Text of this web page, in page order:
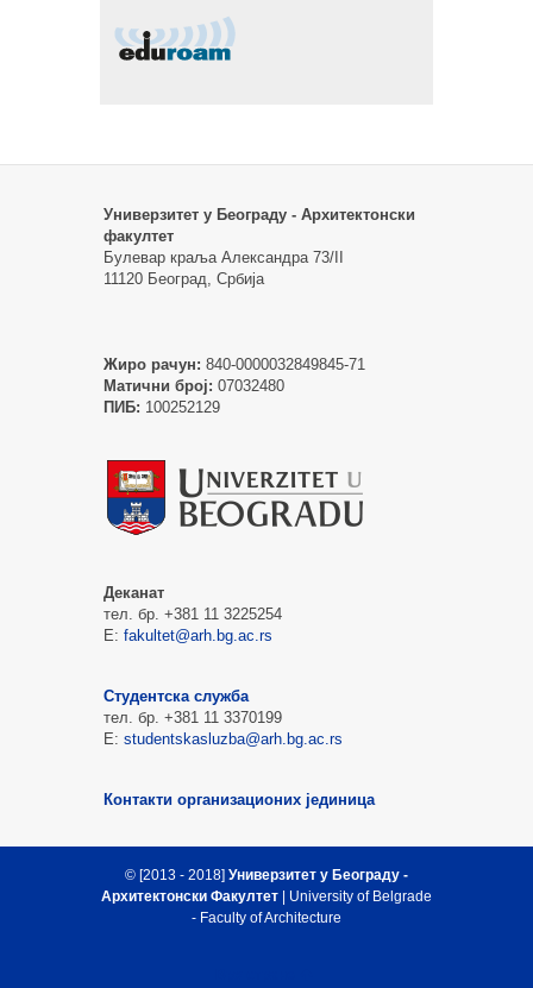
Универзитет у Београду - Архитектонски
факултет
Булевар краља Александра 73/II
11120 Београд, Србија
Жиро рачун: 840-0000032849845-71
Матични број: 07032480
ПИБ: 100252129
Деканат
тел. бр. +381 11 3225254
Е: fakultet@arh.bg.ac.rs
Студентска служба
тел. бр. +381 11 3370199
Е: studentskasluzba@arh.bg.ac.rs
Контакти организационих јединица
© [2013 - 2018] Универзитет у Београду -
Архитектонски Факултет | University of Belgrade
- Faculty of Architecture